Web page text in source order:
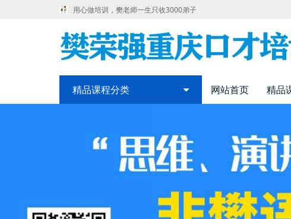
用心做培训，樊老师一生只收3000弟子
精品课程分类 网站首页 精品